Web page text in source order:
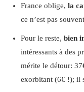
France oblige, la
ce n’est pas
Pour le reste, bien
intéressants à des
mérite le détour:
exorbitant (6€ !); il